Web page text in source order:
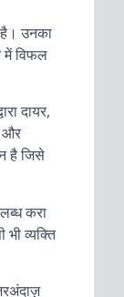
है। उनका
में विफल
दायर,
और
हैजिसे
करा
भी व्यक्ति